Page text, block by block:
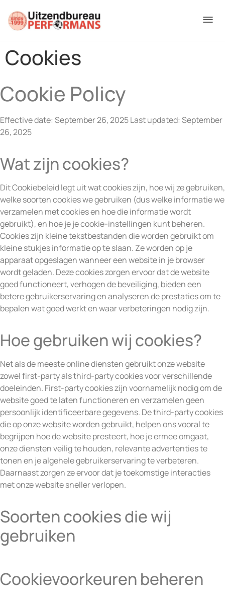
Cookies
Cookie Policy
Effective date: September 26, 2025 Last updated: September
26, 2025
Wat zijn cookies?
Dit Cookiebeleid legt uit wat cookies zijn, hoe wij ze gebruiken,
welke soorten cookies we gebruiken (dus welke informatie we
verzamelen met cookies en hoe die informatie wordt
gebruikt), en hoe je je cookie-instellingen kunt beheren.
Cookies zijn kleine tekstbestanden die worden gebruikt om
kleine stukjes informatie op te slaan. Ze worden op je
apparaat opgeslagen wanneer een website in je browser
wordt geladen. Deze cookies zorgen ervoor dat de website
goed functioneert, verhogen de beveiliging, bieden een
betere gebruikerservaring en analyseren de prestaties om te
bepalen wat goed werkt en waar verbeteringen nodig zijn.
Hoe gebruiken wij cookies?
Net als de meeste online diensten gebruikt onze website
zowel first-party als third-party cookies voor verschillende
doeleinden. First-party cookies zijn voornamelijk nodig om de
website goed te laten functioneren en verzamelen geen
persoonlijk identificeerbare gegevens. De third-party cookies
die op onze website worden gebruikt, helpen ons vooral te
begrijpen hoe de website presteert, hoe je ermee omgaat,
onze diensten veilig te houden, relevante advertenties te
tonen en je algehele gebruikerservaring te verbeteren.
Daarnaast zorgen ze ervoor dat je toekomstige interacties
met onze website sneller verlopen.
Soorten cookies die wij
gebruiken
Cookievoorkeuren beheren